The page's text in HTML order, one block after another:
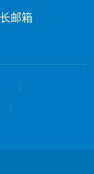
邮箱